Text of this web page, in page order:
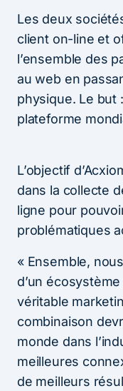
Les deux
client on-line et
l’ensemble des
au web en
physique. Le but
plateforme
L’objectif
dans la collecte
ligne pour
problématiques
« Ensemble,
d’un
véritable
combinaison
monde dans
meilleures
de meilleurs